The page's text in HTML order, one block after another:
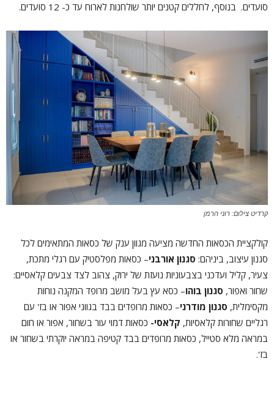
סועדים. בנוסף, לחללים קטנים יותר שולחנות לארוח עד כ- 12 סועדים.
קרדיט צילום: רוני הרמן
קולקציית הכסאות החדשה מציעה מגוון ענק של כסאות המתאימים לכל
סגנון עיצוב, ביניהם: סגנון אורבני– כסאות מפלסטיק עם רגלי מתכת,
צעיר, קליל ועדכני בצבעוניות נועזת של ירוק, צהוב לצד צבעים קלאסיים:
שחור ואפור, סגנון בוהו– כסא עץ בעל מושב מרופד המקנה נוחות
מקסימלית, סגנון מודרני– כסאות מרופדים בבד בגווני אפור או בז' עם
רגליים שחורות קלאסיות, קלאסי- כסאות דמוי עור בשחור, אפור או חום
במראה מלא סטייל, כסאות מרופדים בבד קטיפה במראה יוקרתי בשחור או
בז'.